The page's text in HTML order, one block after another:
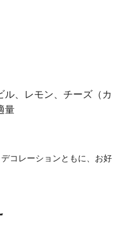
ル、レモン、チーズ（カ
量
コレーションともに、お好